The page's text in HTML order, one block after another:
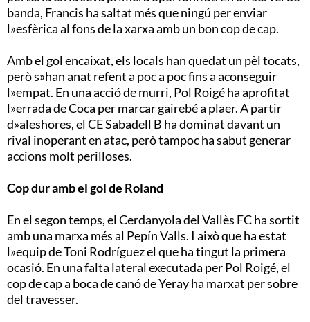
banda, Francis ha saltat més que ningú per enviar
l»esfèrica al fons de la xarxa amb un bon cop de cap.
Amb el gol encaixat, els locals han quedat un pèl tocats,
però s»han anat refent a poc a poc fins a aconseguir
l»empat. En una acció de murri, Pol Roigé ha aprofitat
l»errada de Coca per marcar gairebé a plaer. A partir
d»aleshores, el CE Sabadell B ha dominat davant un
rival inoperant en atac, però tampoc ha sabut generar
accions molt perilloses.
Cop dur amb el gol de Roland
En el segon temps, el Cerdanyola del Vallès FC ha sortit
amb una marxa més al Pepín Valls. I això que ha estat
l»equip de Toni Rodríguez el que ha tingut la primera
ocasió. En una falta lateral executada per Pol Roigé, el
cop de cap a boca de canó de Yeray ha marxat per sobre
del travesser.